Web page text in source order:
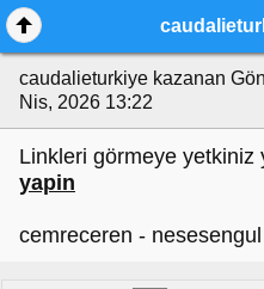
caudalieturkiye kazanan
Nis, 2026 13:22
Linkleri görmeye yetkiniz
yapin
cemreceren -